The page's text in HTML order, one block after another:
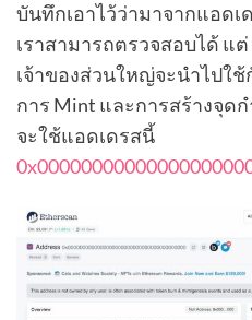
บันทึกเอาไว้ว่ามาจากแอด
เราสามารถตรวจสอบได้ แ
เจ้าของส่วนใหญ่จะนำไปใช้
การ Mint และการสร้างจุด
จะใช้แอดเดรสนี้